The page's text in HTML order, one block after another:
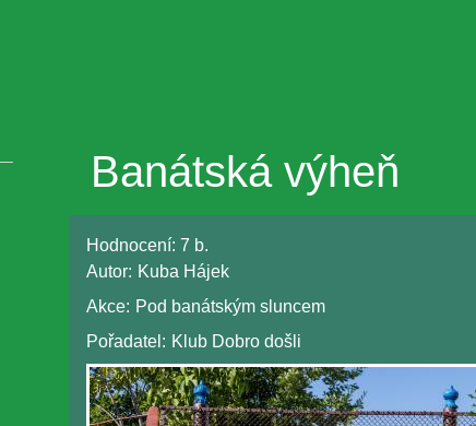
Banátská výheň
Hodnocení: 7 b.
Autor: Kuba Hájek
Akce: Pod banátským sluncem
Pořadatel: Klub Dobro došli